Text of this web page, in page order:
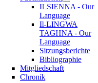
ILSIENNA - Our
Language
Il-LINGWA
TAGĦNA - Our
Language
Sitzungsberichte
Bibliographie
Mitgliedschaft
Chronik